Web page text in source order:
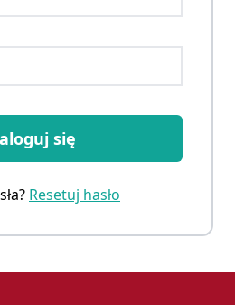
się
Resetuj hasło